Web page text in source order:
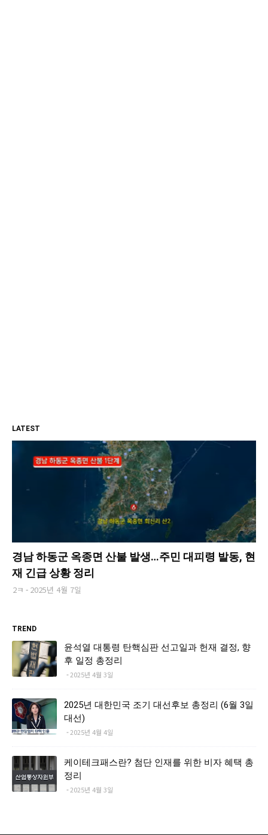
LATEST
경남 하동군 옥종면 산불 발생…주민 대피령 발동, 현
재 긴급 상황 정리
2ㅋ 2025년 4월 7일
TREND
윤석열 대통령 탄핵심판 선고일과 헌재 결정, 향
후 일정 총정리
2025년 4월 3일
2025년 대한민국 조기 대선후보 총정리 (6월 3일
대선)
2025년 4월 4일
케이테크패스란? 첨단 인재를 위한 비자 혜택 총
정리
2025년 4월 3일